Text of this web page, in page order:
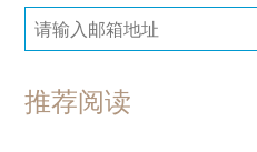
推荐阅读